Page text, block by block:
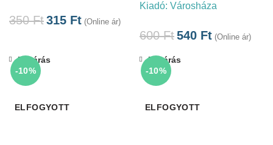
350Ft315 Ft (Online ár)
Kiadó: Városháza
600Ft540 Ft (Online ár)
-10%
ELFOGYOTT
Bezárás
-10%
ELFOGYOTT
Bezárás